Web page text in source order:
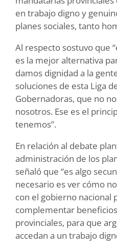
en trabajo digno y
planes sociales, tanto
Al respecto sostuvo que
es la mejor alternativa
damos dignidad a la
soluciones de esta Liga
Gobernadoras, que no
nosotros. Ese es el
tenemos”.
En relación al debate
administración de los
señaló que “es algo
necesario es ver cómo
con el gobierno nacional
complementar
provinciales, para que
accedan a un trabajo